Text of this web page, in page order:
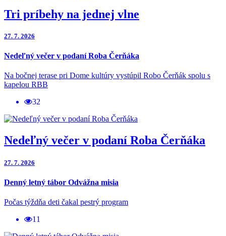
Tri príbehy na jednej vlne
27. 7. 2026
Nedeľný večer v podaní Roba Čerňáka
Na bočnej terase pri Dome kultúry vystúpil Robo Čerňák spolu s
kapelou RBB
32
Nedeľný večer v podaní Roba Čerňáka
27. 7. 2026
Denný letný tábor Odvážna misia
Počas týždňa deti čakal pestrý program
11